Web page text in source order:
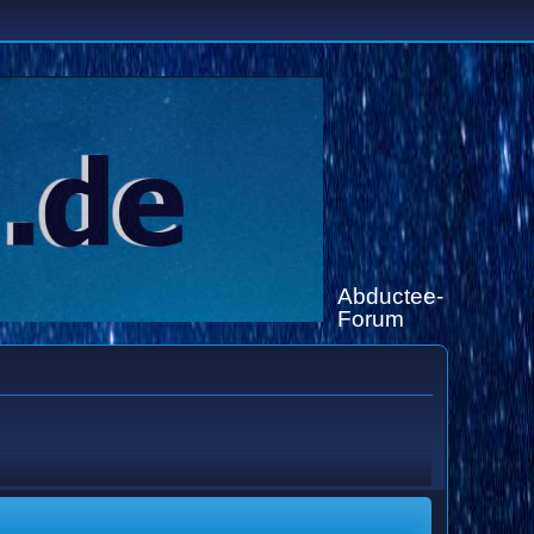
Abductee-
Forum